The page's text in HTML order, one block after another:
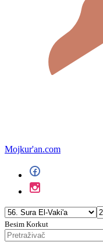
Mojkur'an.com
Besim Korkut